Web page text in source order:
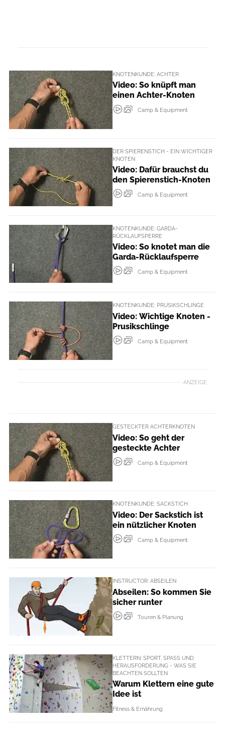
KNOTENKUNDE: ACHTER
Video: So knüpft man
einen Achter-Knoten
Camp & Equipment
DER SPIERENSTICH - EIN WICHTIGER
KNOTEN
Video: Dafür brauchst du
den Spierenstich-Knoten
Camp & Equipment
KNOTENKUNDE: GARDA-
RÜCKLAUFSPERRE
Video: So knotet man die
Garda-Rücklaufsperre
Camp & Equipment
KNOTENKUNDE: PRUSIKSCHLINGE
Video: Wichtige Knoten -
Prusikschlinge
Camp & Equipment
ANZEIGE
GESTECKTER ACHTERKNOTEN
Video: So geht der
gesteckte Achter
Camp & Equipment
KNOTENKUNDE: SACKSTICH
Video: Der Sackstich ist
ein nützlicher Knoten
Camp & Equipment
INSTRUCTOR: ABSEILEN
Abseilen: So kommen Sie
sicher runter
Touren & Planung
KLETTERN: SPORT, SPASS UND H
ERAUSFORDERUNG - WAS SIE B
EACHTEN SOLLTEN
Warum Klettern eine gute
Idee ist
Fitness & Ernährung